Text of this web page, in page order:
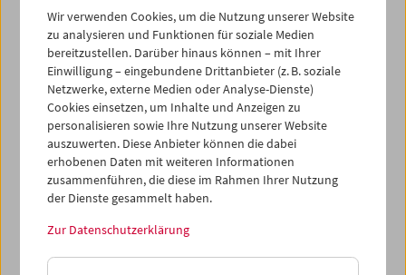
27
29 01
03
04
05 06 07 08 09
iCalender
Programmheft-PDF
English language or subtitles
< Vorherige Woche
Mo 27.6.
Wir verwenden Cookies, um die Nutzung unserer Website
zu analysieren und Funktionen für soziale Medien
bereitzustellen. Darüber hinaus können – mit Ihrer
Einwilligung – eingebundene Drittanbieter (z. B. soziale
Netzwerke, externe Medien oder Analyse-Dienste)
Cookies einsetzen, um Inhalte und Anzeigen zu
personalisieren sowie Ihre Nutzung unserer Website
auszuwerten. Diese Anbieter können die dabei
erhobenen Daten mit weiteren Informationen
zusammenführen, die diese im Rahmen Ihrer Nutzung
der Dienste gesammelt haben.
Zur Datenschutzerklärung